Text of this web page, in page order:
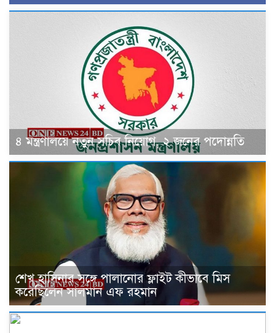
৪ মন্ত্রণালয়ে নতুন সচিব নিয়োগ, ২ জনের পদোন্নতি
শেখ হাসিনার সঙ্গে পালানোর ফ্লাইট কীভাবে মিস
করেছিলেন সালমান এফ রহমান